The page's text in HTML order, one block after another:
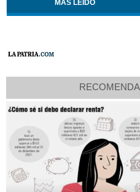
MÁS LEÍDO